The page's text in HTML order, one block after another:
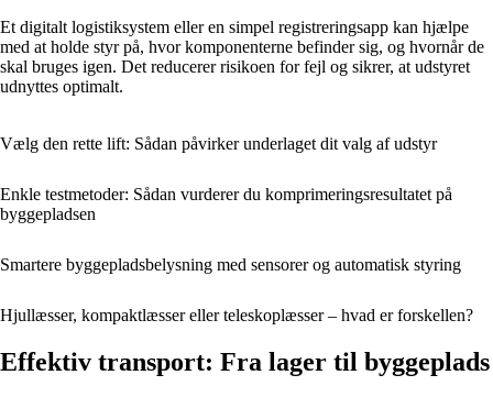
Et digitalt logistiksystem eller en simpel registreringsapp kan hjælpe
med at holde styr på, hvor komponenterne befinder sig, og hvornår de
skal bruges igen. Det reducerer risikoen for fejl og sikrer, at udstyret
udnyttes optimalt.
Vælg den rette lift: Sådan påvirker underlaget dit valg af udstyr
Enkle testmetoder: Sådan vurderer du komprimeringsresultatet på
byggepladsen
Smartere byggepladsbelysning med sensorer og automatisk styring
Hjullæsser, kompaktlæsser eller teleskoplæsser – hvad er forskellen?
Effektiv transport: Fra lager til byggeplads